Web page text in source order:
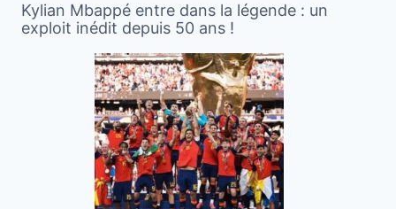
Kylian Mbappé entre dans la légende : un
exploit inédit depuis 50 ans !